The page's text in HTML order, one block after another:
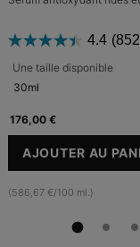
4.4
Une taille disponible
30ml
176,00 €
AJOUTER AU
C E
(586,67 €/100 ml.)